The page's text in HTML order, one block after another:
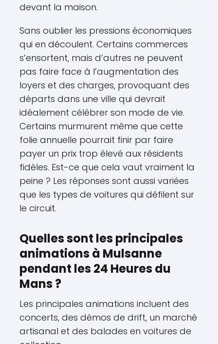
devant la maison.
Sans oublier les pressions économiques
qui en découlent. Certains commerces
s’ensortent, mais d’autres ne peuvent
pas faire face à l’augmentation des
loyers et des charges, provoquant des
départs dans une ville qui devrait
idéalement célébrer son mode de vie.
Certains murmurent même que cette
folie annuelle pourrait finir par faire
payer un prix trop élevé aux résidents
fidèles. Est-ce que cela vaut vraiment la
peine ? Les réponses sont aussi variées
que les types de voitures qui défilent sur
le circuit.
Quelles sont les principales
animations à Mulsanne
pendant les 24 Heures du
Mans ?
Les principales animations incluent des
concerts, des démos de drift, un marché
artisanal et des balades en voitures de